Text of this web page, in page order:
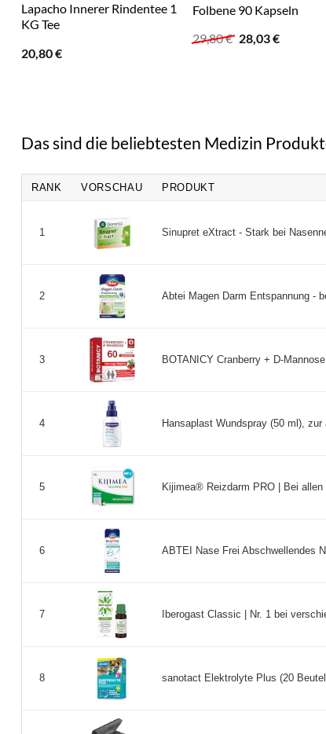
Lapacho Innerer Rindentee 1
KG Tee
20,80€
Folbene 90 Kapseln
29,80€ Ursprünglicher
Preis
28,03€Aktueller
Das sind die beliebtesten Medizin
RANK VORSCHAU PRODUKT
1 Sinupret eXtract - Stark bei
2 Abtei Magen Darm Entspannung -
3 BOTANICY Cranberry + D-
4 Hansaplast Wundspray (50 ml),
5 Kijimea® Reizdarm PRO | Bei
6 ABTEI Nase Frei Abschwellendes
7 Iberogast Classic | Nr. 1 bei
8 sanotact Elektrolyte Plus (20